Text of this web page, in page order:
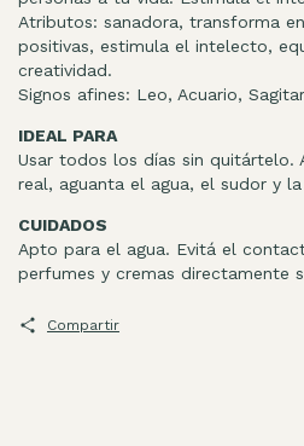
Atributos: sanadora, transforma
positivas, estimula el intelecto,
creatividad.
Signos afines: Leo, Acuario,
IDEAL PARA
Usar todos los días sin quitártelo.
real, aguanta el agua, el sudor y
CUIDADOS
Apto para el agua. Evitá el
perfumes y cremas directamente
Compartir